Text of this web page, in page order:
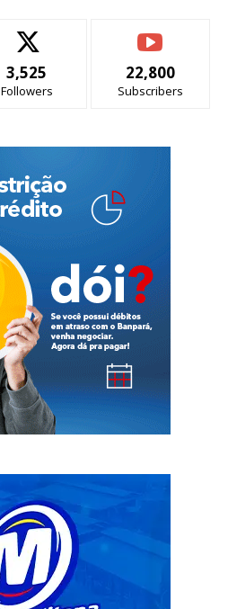
3,525
Followers
22,800
Subscribers